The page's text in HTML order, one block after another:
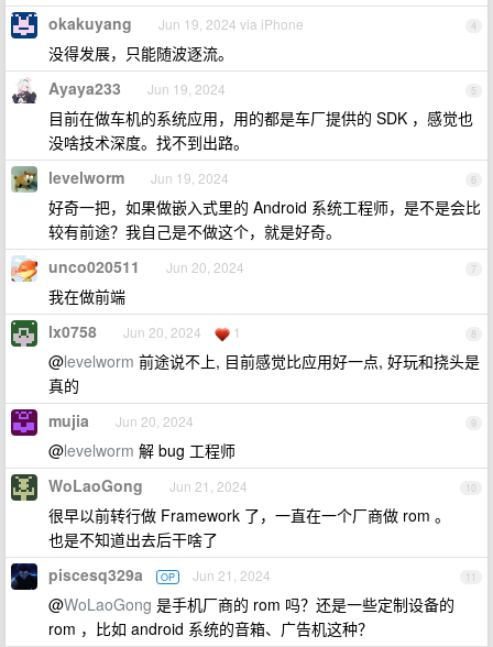
4
okakuyang Jun 19, 2024 via iPhone
没得发展，只能随波逐流。
5
Ayaya233 Jun 19, 2024
目前在做车机的系统应用，用的都是车厂提供的 SDK ，感觉也
没啥技术深度。找不到出路。
6
levelworm Jun 19, 2024
好奇一把，如果做嵌入式里的 Android 系统工程师，是不是会比
较有前途？我自己是不做这个，就是好奇。
7
unco020511 Jun 20, 2024
我在做前端
8
lx0758 Jun 20, 2024 1
@levelworm 前途说不上, 目前感觉比应用好一点, 好玩和挠头是
真的
9
mujia Jun 20, 2024
@levelworm 解 bug 工程师
10
WoLaoGong Jun 21, 2024
很早以前转行做 Framework 了，一直在一个厂商做 rom 。
也是不知道出去后干啥了
11
piscesq329a OP Jun 21, 2024
@WoLaoGong 是手机厂商的 rom 吗？还是一些定制设备的
rom ，比如 android 系统的音箱、广告机这种？